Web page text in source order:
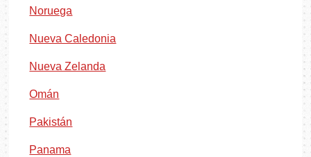
Noruega
Nueva Caledonia
Nueva Zelanda
Omán
Pakistán
Panama